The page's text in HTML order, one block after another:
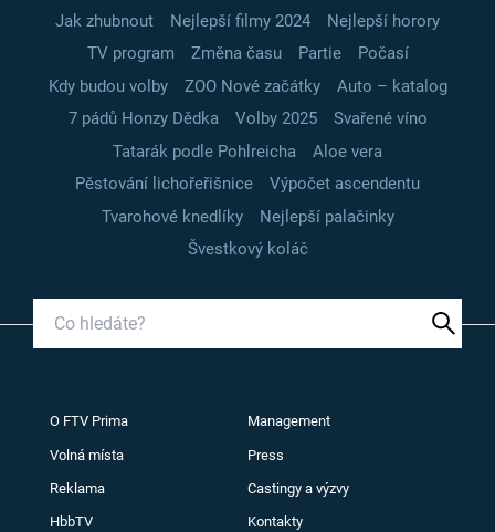
Jak zhubnout Nejlepší filmy 2024
Nejlepší horory
TV program
Změna času Partie
Počasí
Kdy budou volby
ZOO Nové začátky
Auto – katalog
7 pádů Honzy Dědka
Volby 2025
Svařené víno
Tatarák podle Pohlreicha
Aloe vera
Pěstování lichořeřišnice
Výpočet ascendentu
Tvarohové knedlíky
Nejlepší palačinky
Švestkový koláč
O FTV Prima Management
Volná místa Press
Reklama Castingy a výzvy
HbbTV Kontakty